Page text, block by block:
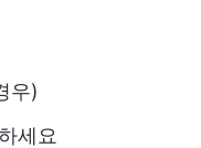
우)
세요